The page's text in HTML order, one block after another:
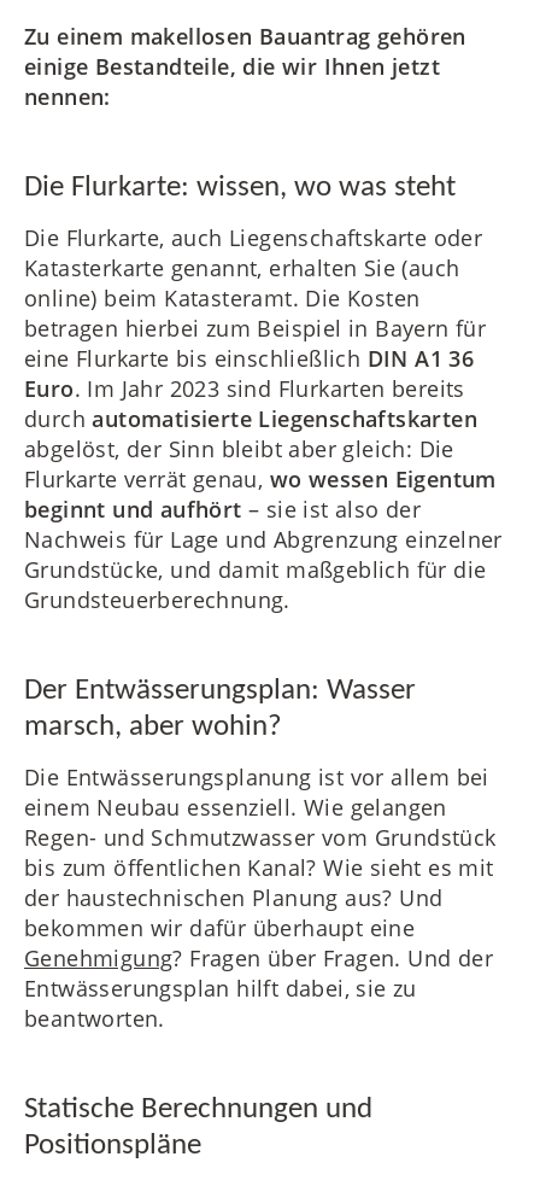
Zu einem makellosen Bauantrag gehören
einige Bestandteile, die wir Ihnen jetzt
nennen:
Die Flurkarte: wissen, wo was steht
Die Flurkarte, auch Liegenschaftskarte oder
Katasterkarte genannt, erhalten Sie (auch
online) beim Katasteramt. Die Kosten
betragen hierbei zum Beispiel in Bayern für
eine Flurkarte bis einschließlich DIN A1 36
Euro. Im Jahr 2023 sind Flurkarten bereits
durchautomatisierte Liegenschaftskarten
abgelöst, der Sinn bleibt aber gleich: Die
Flurkarte verrät genau, wo wessen Eigentum
beginnt und aufhört – sie ist also der
Nachweis für Lage und Abgrenzung einzelner
Grundstücke, und damit maßgeblich für die
Grundsteuerberechnung.
Der Entwässerungsplan: Wasser
marsch, aber wohin?
Die Entwässerungsplanung ist vor allem bei
einem Neubau essenziell. Wie gelangen
Regen- und Schmutzwasser vom Grundstück
bis zum öffentlichen Kanal? Wie sieht es mit
der haustechnischen Planung aus? Und
bekommen wir dafür überhaupt eine
Genehmigung? Fragen über Fragen. Und der
Entwässerungsplan hilft dabei, sie zu
beantworten.
Statische Berechnungen und
Positionspläne